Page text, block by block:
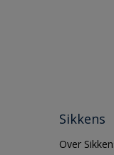
Sikkens
Over